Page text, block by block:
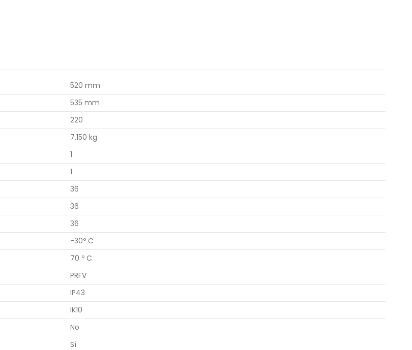
520 mm
535 mm
220
7.150 kg
1
1
36
36
36
-30º C
70 º C
PRFV
IP43
IK10
No
Sí